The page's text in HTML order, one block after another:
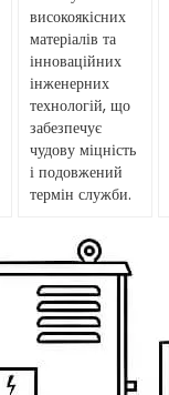
високоякісних
матеріалів та
інноваційних
інженерних
технологій, що
забезпечує
чудову міцність
і подовжений
термін служби.